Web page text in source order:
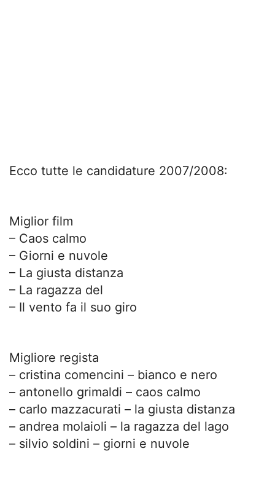
Ecco tutte le candidature 2007/2008:
Miglior film
– Caos calmo
– Giorni e nuvole
– La giusta distanza
– La ragazza del
– Il vento fa il suo giro
Migliore regista
– cristina comencini – bianco e nero
– antonello grimaldi – caos calmo
– carlo mazzacurati – la giusta distanza
– andrea molaioli – la ragazza del lago
– silvio soldini – giorni e nuvole